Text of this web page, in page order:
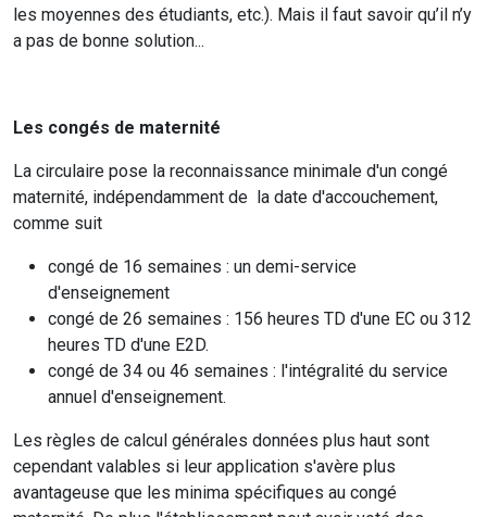
les moyennes des étudiants, etc.). Mais il faut savoir qu’il n’y
a pas de bonne solution...
Les congés de maternité
La circulaire pose la reconnaissance minimale d'un congé
maternité, indépendamment de la date d'accouchement,
comme suit
congé de 16 semaines : un demi-service
d'enseignement
congé de 26 semaines : 156 heures TD d'une EC ou 312
heures TD d'une E2D.
congé de 34 ou 46 semaines : l'intégralité du service
annuel d'enseignement.
Les règles de calcul générales données plus haut sont
cependant valables si leur application s'avère plus
avantageuse que les minima spécifiques au congé